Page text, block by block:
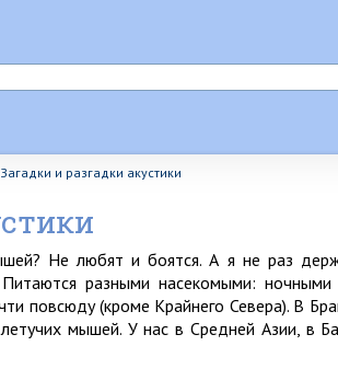
Загадки и разгадки акустики
Не любят и боятся. А я не раз
разными насекомыми:
повсюду (кроме Крайнего Севера). В
мышей. У нас в Средней Азии, в